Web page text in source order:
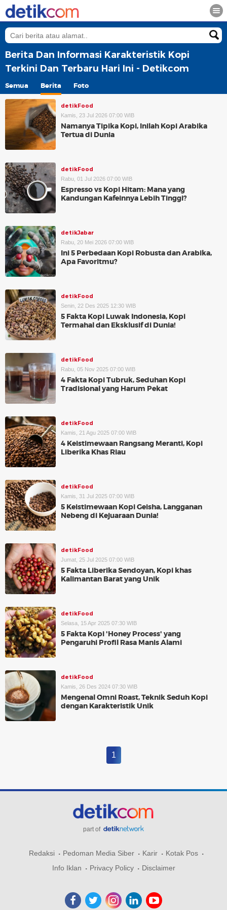
Berita Dan Informasi Karakteristik Kopi
Terkini Dan Terbaru Hari Ini - Detikcom
Semua Berita Foto
detikFood
Kamis, 23 Jul 2026 07:00 WIB
Namanya Tipika Kopi, Inilah Kopi Arabika
Tertua di Dunia
detikFood
Rabu, 01 Jul 2026 07:00 WIB
Espresso vs Kopi Hitam: Mana yang
Kandungan Kafeinnya Lebih Tinggi?
detikJabar
Rabu, 20 Mei 2026 07:00 WIB
Ini 5 Perbedaan Kopi Robusta dan Arabika,
Apa Favoritmu?
detikFood
Senin, 22 Des 2025 12:30 WIB
5 Fakta Kopi Luwak Indonesia, Kopi
Termahal dan Eksklusif di Dunia!
detikFood
Rabu, 05 Nov 2025 07:00 WIB
4 Fakta Kopi Tubruk, Seduhan Kopi
Tradisional yang Harum Pekat
detikFood
Kamis, 21 Agu 2025 07:00 WIB
4 Keistimewaan Rangsang Meranti, Kopi
Liberika Khas Riau
detikFood
Kamis, 31 Jul 2025 07:00 WIB
5 Keistimewaan Kopi Geisha, Langganan
Nebeng di Kejuaraan Dunia!
detikFood
Jumat, 25 Jul 2025 07:00 WIB
5 Fakta Liberika Sendoyan, Kopi khas
Kalimantan Barat yang Unik
detikFood
Selasa, 15 Apr 2025 07:30 WIB
5 Fakta Kopi 'Honey Process' yang
Pengaruhi Profil Rasa Manis Alami
detikFood
Kamis, 26 Des 2024 07:30 WIB
Mengenal Omni Roast, Teknik Seduh Kopi
dengan Karakteristik Unik
1
part of
Redaksi Pedoman Media Siber Karir
Kotak Pos
Info Iklan
Privacy Policy Disclaimer